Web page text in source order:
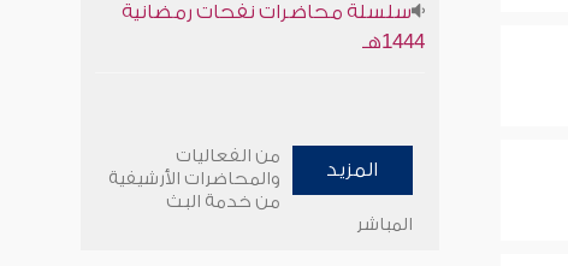
سلسلة محاضرات نفحات رمضانية
1444هـ
المزيد
من الفعاليات
والمحاضرات الأرشيفية
من خدمة البث
المباشر